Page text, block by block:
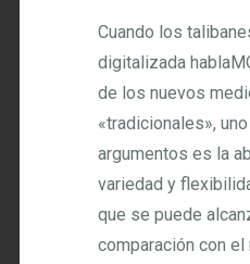
Cuando los
digitalizada
de los nuevos
«tradicionales»,
argumentos es la
variedad y
que se puede
comparación con el